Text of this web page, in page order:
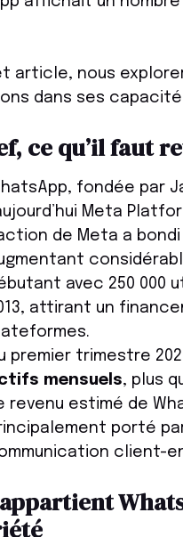
article, nous
dans ses
ce qu’il faut
fondée par
Meta
de Meta a
avec 250 000
attirant un
premier trimestre
mensuels, plus
revenu estimé de
porté
client-